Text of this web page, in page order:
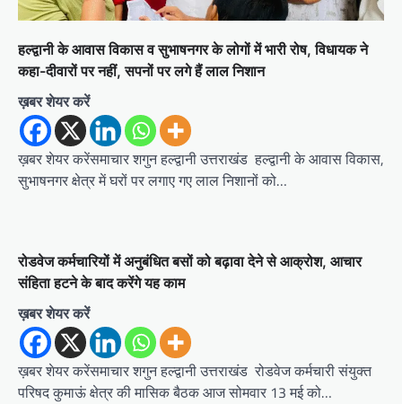
n
हल्द्वानी के आवास विकास व सुभाषनगर के लोगों में भारी रोष, विधायक ने
कहा-दीवारों पर नहीं, सपनों पर लगे हैं लाल निशान
ख़बर शेयर करें
ख़बर शेयर करेंसमाचार शगुन हल्द्वानी उत्तराखंड हल्द्वानी के आवास विकास,
सुभाषनगर क्षेत्र में घरों पर लगाए गए लाल निशानों को…
रोडवेज कर्मचारियों में अनुबंधित बसों को बढ़ावा देने से आक्रोश, आचार
संहिता हटने के बाद करेंगे यह काम
ख़बर शेयर करें
ख़बर शेयर करेंसमाचार शगुन हल्द्वानी उत्तराखंड रोडवेज कर्मचारी संयुक्त
परिषद कुमाऊं क्षेत्र की मासिक बैठक आज सोमवार 13 मई को…